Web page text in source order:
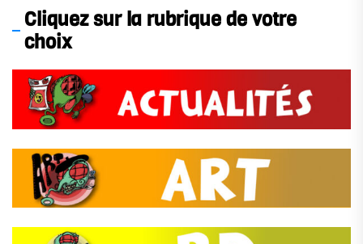
Cliquez sur la rubrique de votre
choix